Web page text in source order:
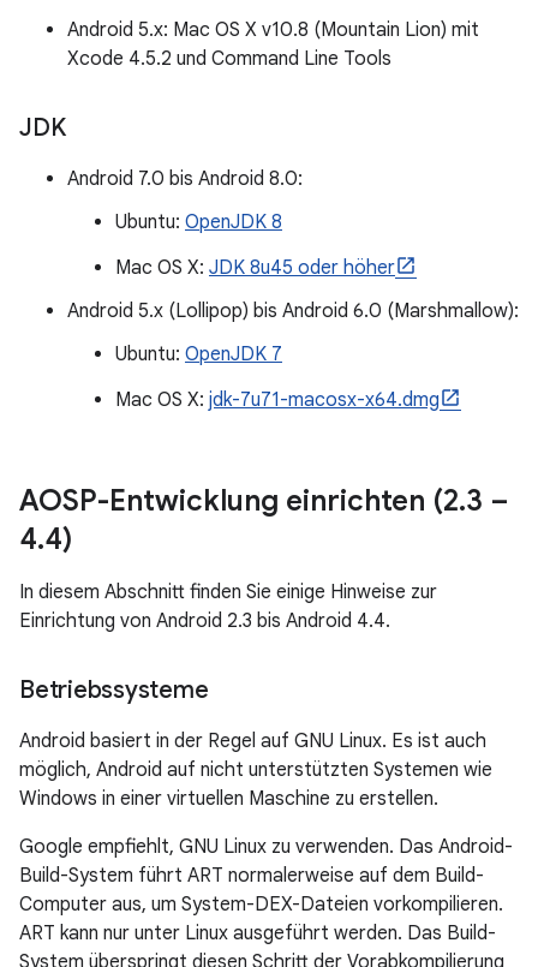
Android 5.x: Mac OS X v10.8 (Mountain Lion) mit
Xcode 4.5.2 und Command Line Tools
JDK
Android 7.0 bis Android 8.0:
Ubuntu: OpenJDK 8
Mac OS X: JDK 8u45 oder höher
Android 5.x (Lollipop) bis Android 6.0 (Marshmallow):
Ubuntu: OpenJDK 7
Mac OS X: jdk-7u71-macosx-x64.dmg
AOSP-Entwicklung einrichten (2.3 –
4.4)
In diesem Abschnitt finden Sie einige Hinweise zur
Einrichtung von Android 2.3 bis Android 4.4.
Betriebssysteme
Android basiert in der Regel auf GNU Linux. Es ist auch
möglich, Android auf nicht unterstützten Systemen wie
Windows in einer virtuellen Maschine zu erstellen.
Google empfiehlt, GNU Linux zu verwenden. Das Android-
Build-System führt ART normalerweise auf dem Build-
Computer aus, um System-DEX-Dateien vorkompilieren.
ART kann nur unter Linux ausgeführt werden. Das Build-
System überspringt diesen Schritt der Vorabkompilierung